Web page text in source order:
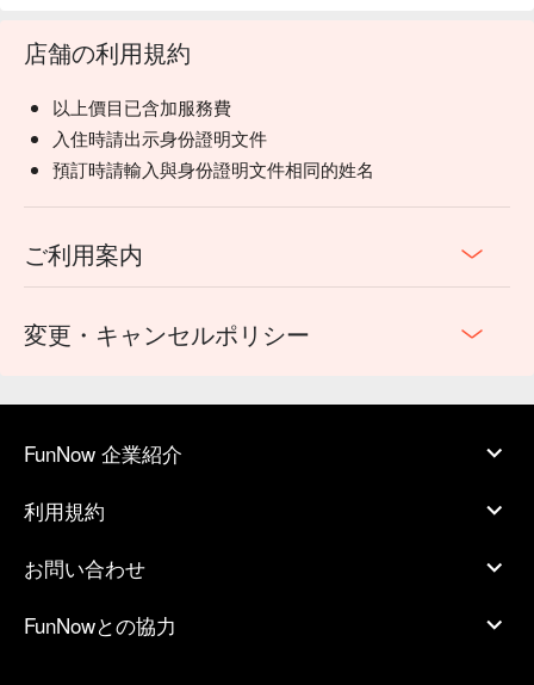
店舗の利用規約
以上價目已含加服務費
入住時請出示身份證明文件
預訂時請輸入與身份證明文件相同的姓名
ご利用案内
変更・キャンセルポリシー
FunNow 企業紹介
利用規約
お問い合わせ
FunNowとの協力